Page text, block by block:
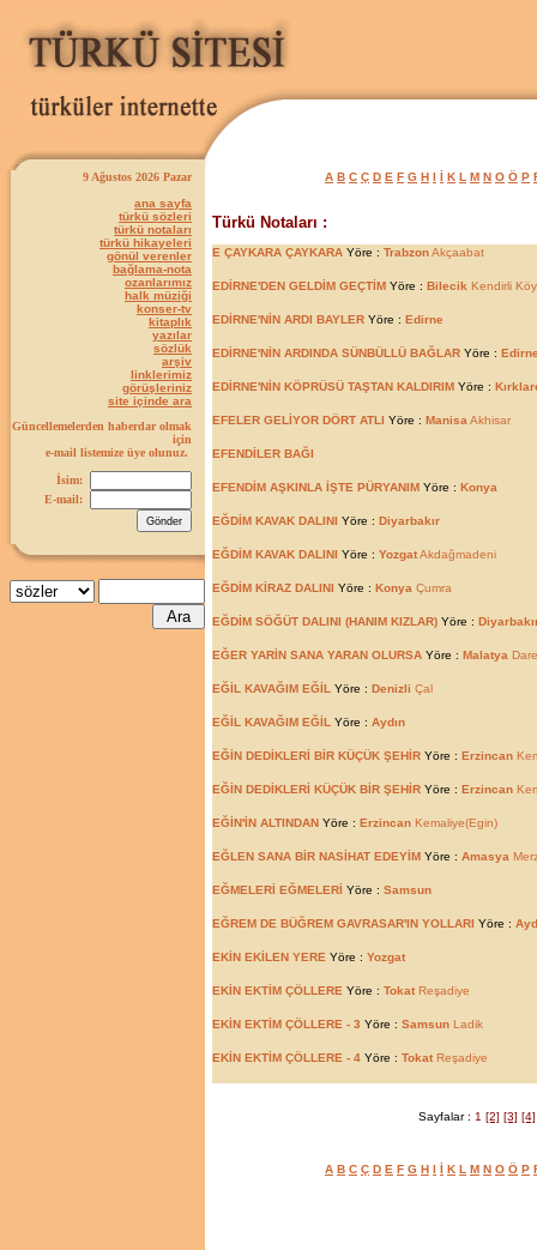
9 Ağustos 2026 Pazar
ana sayfa
türkü sözleri
türkü notaları
türkü hikayeleri
gönül verenler
bağlama-nota
ozanlarımız
halk müziği
konser-tv
kitaplık
yazılar
sözlük
arşiv
linklerimiz
görüşleriniz
site içinde ara
Güncellemelerden haberdar olmak
için
e-mail listemize üye olunuz.
İsim:
E-mail:
A B C Ç D E F G H I İ K L M N O Ö P
Türkü Notaları :
E ÇAYKARA ÇAYKARA Yöre : TrabzonAkçaabat
EDİRNE'DEN GELDİM GEÇTİM Yöre : Bilecik Kendirli
EDİRNE'NİN ARDI BAYLER Yöre : Edirne
EDİRNE'NİN ARDINDA SÜNBÜLLÜ BAĞLAR Yöre :
EDİRNE'NİN KÖPRÜSÜ TAŞTAN KALDIRIM Yöre :
EFELER GELİYOR DÖRT ATLI Yöre : Manisa Akhisar
EFENDİLER BAĞI
EFENDİM AŞKINLA İŞTE PÜRYANIM Yöre : Konya
EĞDİM KAVAK DALINI Yöre : Diyarbakır
EĞDİM KAVAK DALINI Yöre : YozgatAkdağmadeni
EĞDİM KİRAZ DALINI Yöre : Konya Çumra
EĞDİM SÖĞÜT DALINI (HANIM KIZLAR) Yöre :
EĞER YARİN SANA YARAN OLURSA Yöre : Malatya
EĞİL KAVAĞIM EĞİL Yöre : Denizli Çal
EĞİL KAVAĞIM EĞİL Yöre : Aydın
EĞİN DEDİKLERİ BİR KÜÇÜK ŞEHİR Yöre : Erzincan
EĞİN DEDİKLERİ KÜÇÜK BİR ŞEHİR Yöre : Erzincan
EĞİN'İN ALTINDAN Yöre : Erzincan Kemaliye(Egin)
EĞLEN SANA BİR NASİHAT EDEYİM Yöre : Amasya
EĞMELERİ EĞMELERİ Yöre : Samsun
EĞREM DE BÜĞREM GAVRASAR'IN YOLLARI Yöre :
EKİN EKİLEN YERE Yöre : Yozgat
EKİN EKTİM ÇÖLLERE Yöre : Tokat Reşadiye
EKİN EKTİM ÇÖLLERE - 3 Yöre : Samsun Ladik
EKİN EKTİM ÇÖLLERE - 4 Yöre : Tokat Reşadiye
Sayfalar : 1 [2] [3] [4]
A B C Ç D E F G H I İ K L M N O Ö P